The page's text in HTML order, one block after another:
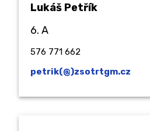
Lukáš Petřík
6. A
576 771 662
petrik(@)zsotrtgm.cz